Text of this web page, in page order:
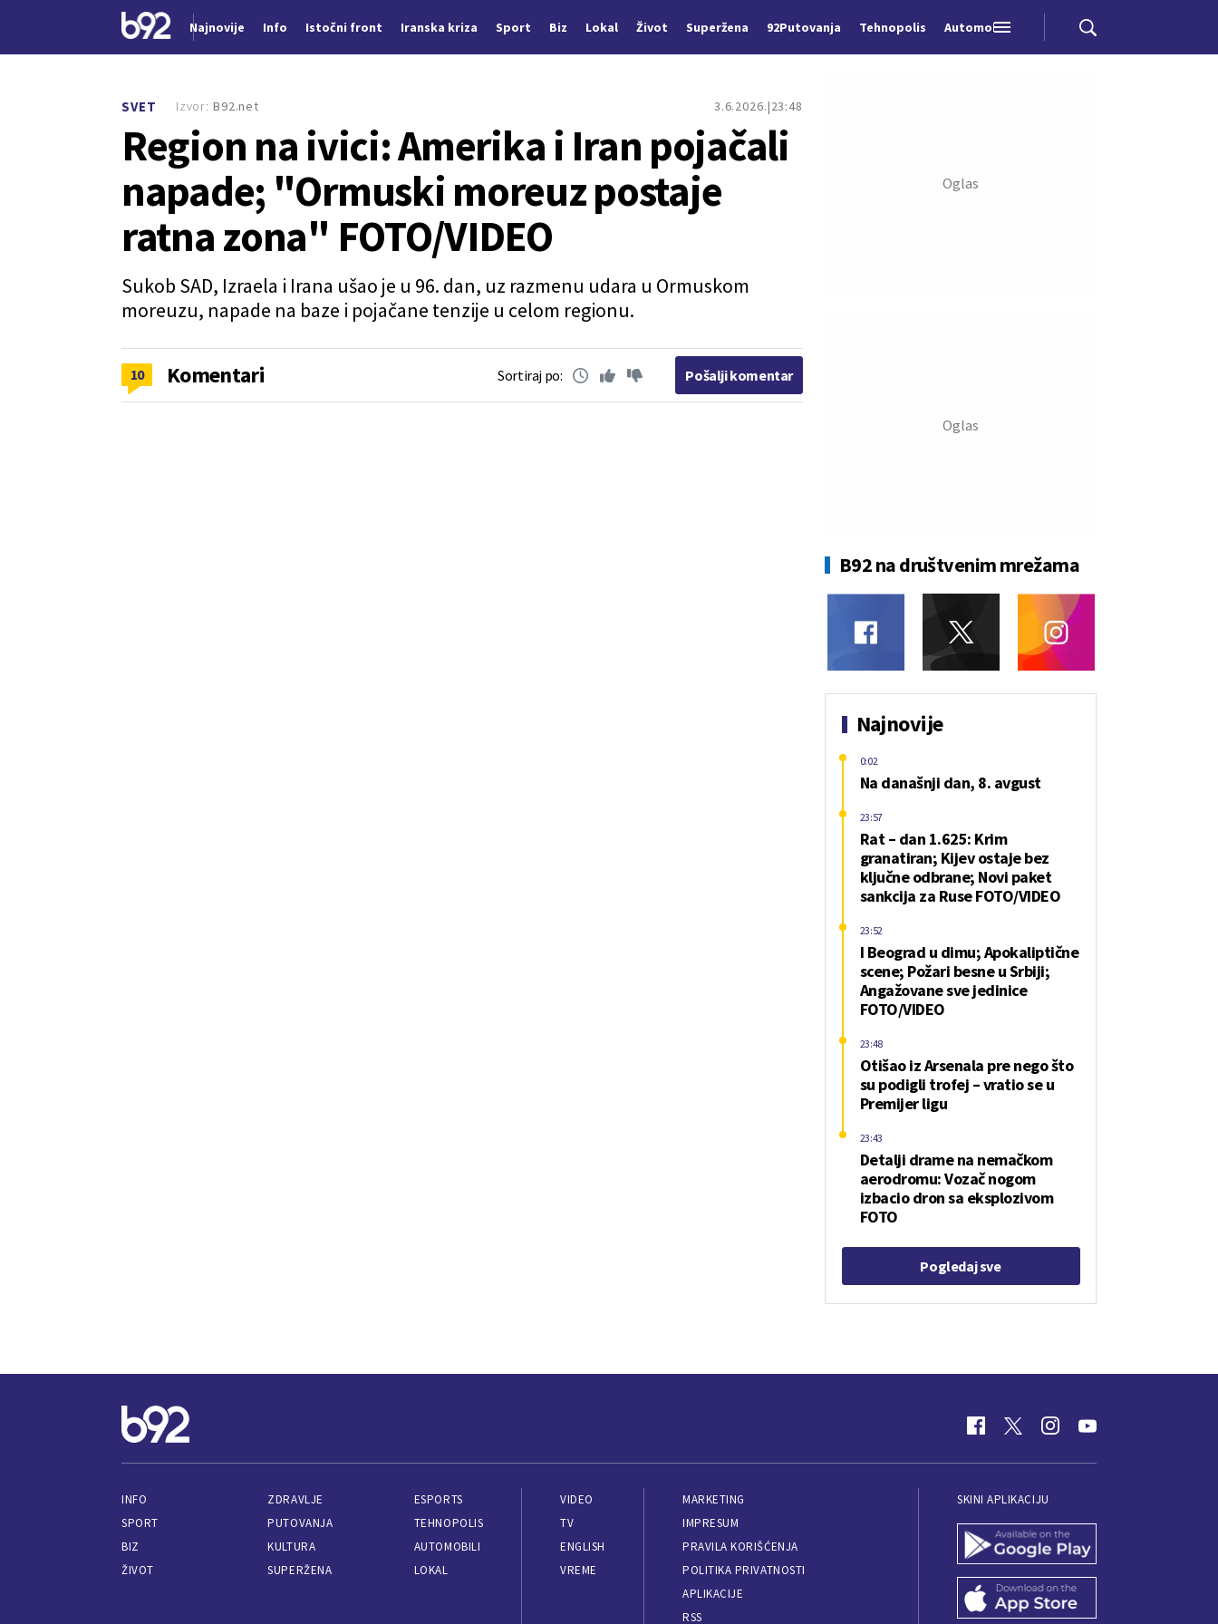
Najnovije Info Istočni front Iranska kriza Sport Biz Lokal Život Superžena 92Putovanja Tehnopolis Automobili
SVET 3.6.2026. 23:48
Region na ivici: Amerika i Iran pojačali
napade; "Ormuski moreuz postaje
ratna zona" FOTO/VIDEO
Sukob SAD, Izraela i Irana ušao je u 96. dan, uz razmenu udara u Ormuskom
moreuzu, napade na baze i pojačane tenzije u celom regionu.
Izvor: B92.net
10 Komentari Sortiraj po: Pošalji komentar
B92 na društvenim mrežama
Najnovije
Na današnji dan, 8. avgust
0:02
Rat – dan 1.625: Krim
granatiran; Kijev ostaje bez
ključne odbrane; Novi paket
sankcija za Ruse FOTO/VIDEO
23:57
I Beograd u dimu; Apokaliptične
scene; Požari besne u Srbiji;
Angažovane sve jedinice
FOTO/VIDEO
23:52
Otišao iz Arsenala pre nego što
su podigli trofej – vratio se u
Premijer ligu
23:48
Detalji drame na nemačkom
aerodromu: Vozač nogom
izbacio dron sa eksplozivom
FOTO
23:43
Pogledaj sve
INFO
SPORT
BIZ
ŽIVOT
ZDRAVLJE
PUTOVANJA
KULTURA
SUPERŽENA
ESPORTS
TEHNOPOLIS
AUTOMOBILI
LOKAL
VIDEO
TV
ENGLISH
VREME
MARKETING
IMPRESUM
PRAVILA KORIŠĆENJA
POLITIKA PRIVATNOSTI
APLIKACIJE
RSS
SKINI APLIKACIJU